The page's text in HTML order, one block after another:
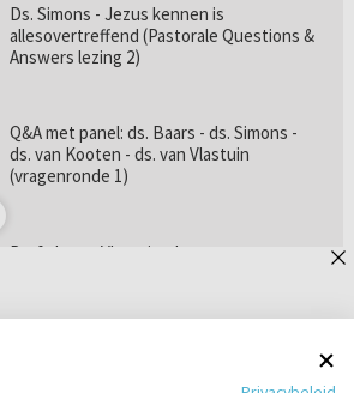
Ds. Simons - Jezus kennen is
allesovertreffend (Pastorale Questions &
Answers lezing 2)
Q&A met panel: ds. Baars - ds. Simons -
ds. van Kooten - ds. van Vlastuin
(vragenronde 1)
Prof. dr. van Vlastuin - Is